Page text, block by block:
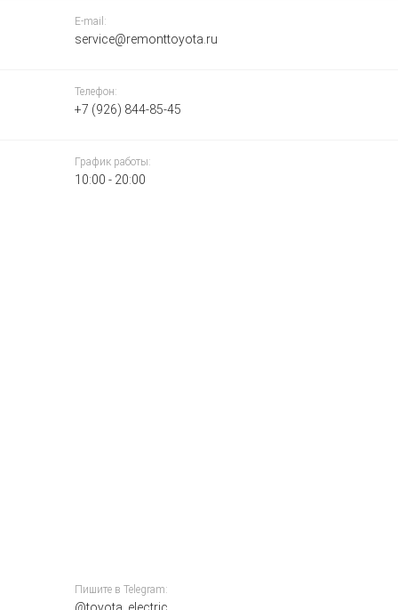
E-mail:
service@remonttoyota.ru
Телефон:
+7 (926) 844-85-45
График работы:
10:00 - 20:00
Пишите в Telegram: